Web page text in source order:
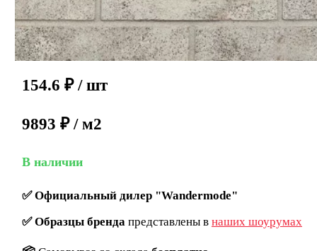
154.6 ₽ / шт
9893 ₽ / м2
В наличии
✅Официальный дилер "Wandermode"
✅Образцы брендапредставлены в наших шоурумах